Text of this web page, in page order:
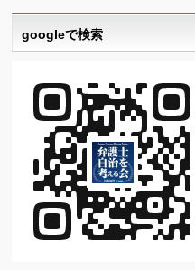
googleで検索